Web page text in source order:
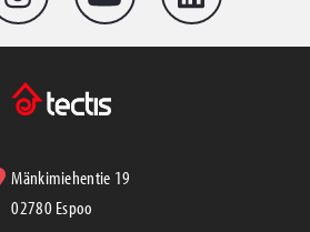
Mänkimiehentie 19
02780 Espoo